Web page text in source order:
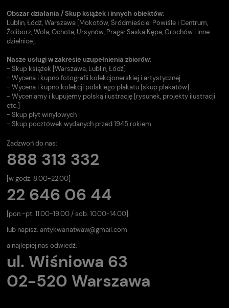
Obszar działania / Skup książek i innych obiektów:
Lublin, Łódź, Warszawa [Mokotów, Śródmieście: Powiśle i Centrum,
Żoliborz, Wola, Ochota, Ursynów, Praga: Saska Kępa, Grochów i inne
dzielnice].
Nasze usługi w zakresie uzupełnienia zbiorów:
- Skup książek [Warszawa, Lublin, Łódź]
- Wycena i kupno fotografii kolekcjonerskiej i artystycznej
- Wycena i kupno kolekcji polskiego plakatu [skup plakatów]
- Wyceniamy i kupujemy polską ilustrację [rysunek, projekty ilustracji
etc.]
- Skup płyt winylowych
- Skup pocztówek wydanych przed 1945 rokiem
Zadzwoń do nas:
888 313 332
[w godz. 8.00-22.00]
22 646 06 44
[pon.-pt. 11.00-19.00 / sob. 10.00-14.00].
lub napisz: antykwariatwaw@gmail.com
a najlepiej nas odwiedź:
ul. Wiśniowa 63
02-520 Warszawa